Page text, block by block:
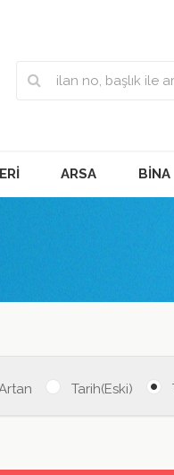
ARSA BİNA
Tarih(Eski)